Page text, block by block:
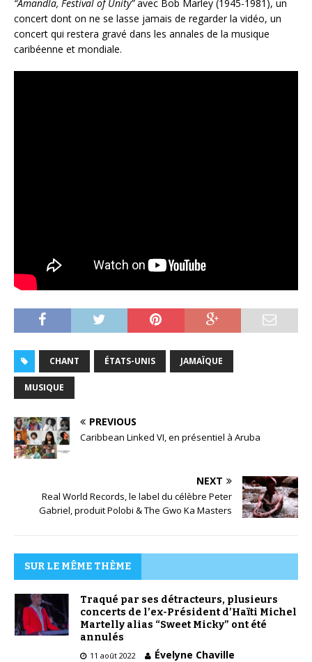
“Amandla, Festival of Unity”avec Bob Marley (1945-1981), un
concert dont on ne se lasse jamais de regarder la vidéo, un
concert qui restera gravé dans les annales de la musique
caribéenne et mondiale.
CHANT ÉTATS-UNIS JAMAÏQUE
MUSIQUE
PREVIOUS
Caribbean Linked VI, en présentiel à Aruba
NEXT
Real World Records, le label du célèbre Peter
Gabriel, produit Polobi & The Gwo Ka Masters
SUR LE MÊME THÈME
Traqué par ses détracteurs, plusieurs
concerts de l’ex-Président d’Haïti Michel
Martelly alias “Sweet Micky” ont été
annulés
11 août 2022 Évelyne Chaville